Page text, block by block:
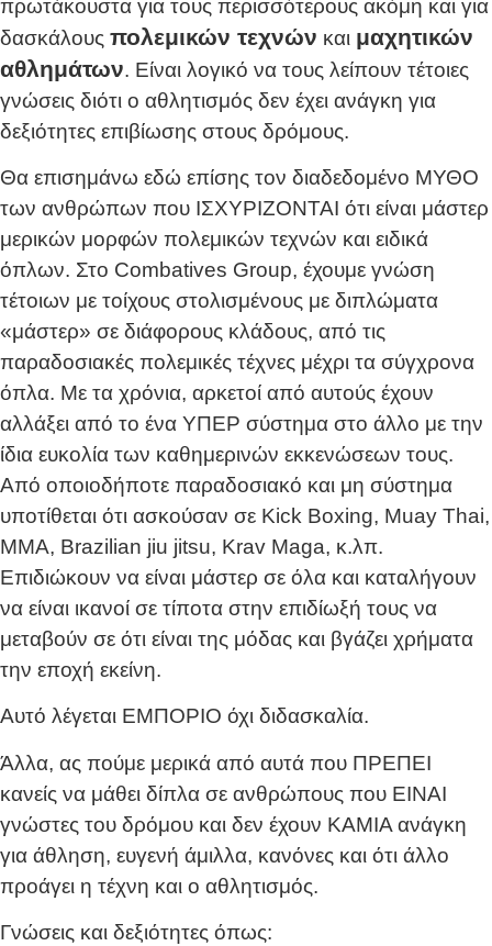
πρωτάκουστα για τους περισσότερους ακόμη και για
δασκάλους πολεμικών τεχνών και μαχητικών
αθλημάτων. Είναι λογικό να τους λείπουν τέτοιες
γνώσεις διότι ο αθλητισμός δεν έχει ανάγκη για
δεξιότητες επιβίωσης στους δρόμους.
Θα επισημάνω εδώ επίσης τον διαδεδομένο ΜΥΘΟ
των ανθρώπων που ΙΣΧΥΡΙΖΟΝΤΑΙ ότι είναι μάστερ
μερικών μορφών πολεμικών τεχνών και ειδικά
όπλων. Στο Combatives Group, έχουμε γνώση
τέτοιων με τοίχους στολισμένους με διπλώματα
«μάστερ» σε διάφορους κλάδους, από τις
παραδοσιακές πολεμικές τέχνες μέχρι τα σύγχρονα
όπλα. Με τα χρόνια, αρκετοί από αυτούς έχουν
αλλάξει από το ένα ΥΠΕΡ σύστημα στο άλλο με την
ίδια ευκολία των καθημερινών εκκενώσεων τους.
Από οποιοδήποτε παραδοσιακό και μη σύστημα
υποτίθεται ότι ασκούσαν σε Kick Boxing, Muay Thai,
MMA, Brazilian jiu jitsu, Krav Maga, κ.λπ.
Επιδιώκουν να είναι μάστερ σε όλα και καταλήγουν
να είναι ικανοί σε τίποτα στην επιδίωξή τους να
μεταβούν σε ότι είναι της μόδας και βγάζει χρήματα
την εποχή εκείνη.
Αυτό λέγεται ΕΜΠΟΡΙΟ όχι διδασκαλία.
Άλλα, ας πούμε μερικά από αυτά που ΠΡΕΠΕΙ
κανείς να μάθει δίπλα σε ανθρώπους που ΕΙΝΑΙ
γνώστες του δρόμου και δεν έχουν ΚΑΜΙΑ ανάγκη
για άθληση, ευγενή άμιλλα, κανόνες και ότι άλλο
προάγει η τέχνη και ο αθλητισμός.
Γνώσεις και δεξιότητες όπως: